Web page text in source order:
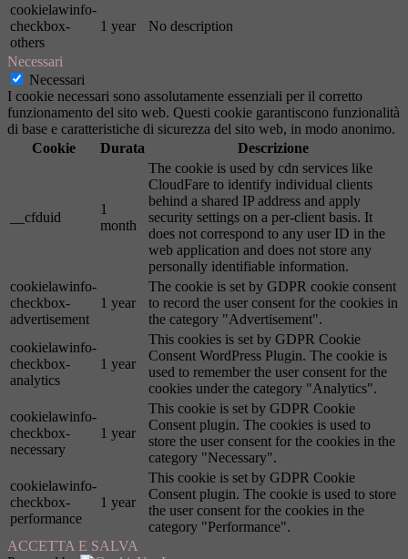
cookielawinfo-
checkbox-
others
1 year No description
Necessari
Necessari
I cookie necessari sono assolutamente essenziali per il corretto
funzionamento del sito web. Questi cookie garantiscono funzionalità
di base e caratteristiche di sicurezza del sito web, in modo anonimo.
Cookie
Durata Descrizione
__cfduid
1
month
The cookie is used by cdn services like
CloudFare to identify individual clients
behind a shared IP address and apply
security settings on a per-client basis. It
does not correspond to any user ID in the
web application and does not store any
personally identifiable information.
cookielawinfo-
checkbox-
advertisement
1 year
The cookie is set by GDPR cookie consent
to record the user consent for the cookies in
the category "Advertisement".
cookielawinfo-
checkbox-
analytics
1 year
This cookies is set by GDPR Cookie
Consent WordPress Plugin. The cookie is
used to remember the user consent for the
cookies under the category "Analytics".
cookielawinfo-
checkbox-
necessary
1 year
This cookie is set by GDPR Cookie
Consent plugin. The cookies is used to
store the user consent for the cookies in the
category "Necessary".
cookielawinfo-
checkbox-
performance
1 year
This cookie is set by GDPR Cookie
Consent plugin. The cookie is used to store
the user consent for the cookies in the
category "Performance".
ACCETTA E SALVA